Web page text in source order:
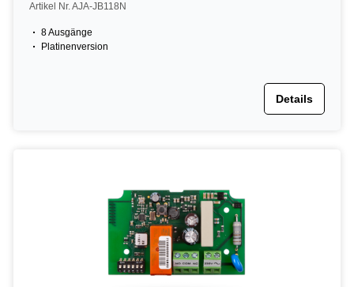
Artikel Nr. AJA-JB118N
8 Ausgänge
Platinenversion
Details